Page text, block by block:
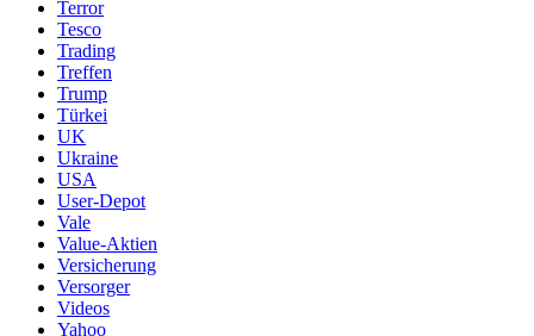
Terror
Tesco
Trading
Treffen
Trump
Türkei
UK
Ukraine
USA
User-Depot
Vale
Value-Aktien
Versicherung
Versorger
Videos
Yahoo